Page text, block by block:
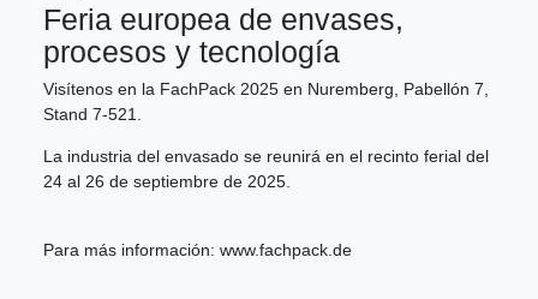
Feria europea de envases,
procesos y tecnología
Visítenos en la FachPack 2025 en Nuremberg, Pabellón 7,
Stand 7-521.
La industria del envasado se reunirá en el recinto ferial del
24 al 26 de septiembre de 2025.
Para más información: www.fachpack.de